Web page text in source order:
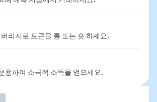
리지로 토큰을 롱 또는 숏 하세요.
용하여 소극적 소득을 얻으세요.